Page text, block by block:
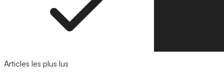
Articles les plus lus